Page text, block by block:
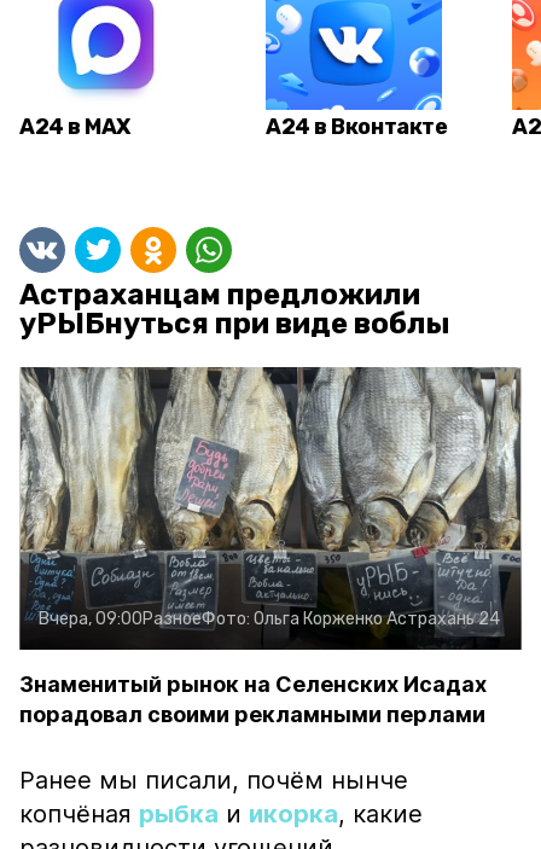
А24 в MAX А24 в Вконтакте
Астраханцам предложили
уРЫБнуться при виде воблы
Вчера, 09:00РазноеФото: Ольга КорженкоАстрахань 24
Знаменитый рынок на Селенских Исадах
порадовал своими рекламными перлами
Ранее мы писали, почём нынче
копчёная рыбка и икорка, какие